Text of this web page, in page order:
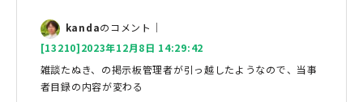
kandaのコメント｜
[13210]2023年12月8日 14:29:42
雑談たぬき、の掲示板管理者が引っ越したようなので、当事
者目録の内容が変わる